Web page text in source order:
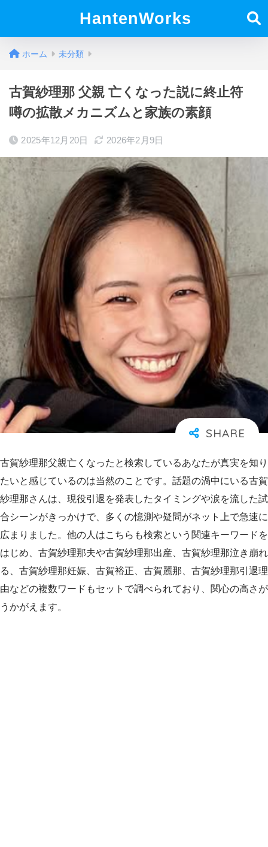
HantenWorks
ホーム 未分類
古賀紗理那 父親 亡くなった説に終止符
噂の拡散メカニズムと家族の素顔
2025年12月20日 2026年2月9日
古賀紗理那父親亡くなったと検索しているあなたが真実を知り
たいと感じているのは当然のことです。話題の渦中にいる古賀
紗理那さんは、現役引退を発表したタイミングや涙を流した試
合シーンがきっかけで、多くの憶測や疑問がネット上で急速に
広まりました。他の人はこちらも検索という関連キーワードを
はじめ、古賀紗理那夫や古賀紗理那出産、古賀紗理那泣き崩れ
る、古賀紗理那妊娠、古賀裕正、古賀麗那、古賀紗理那引退理
由などの複数ワードもセットで調べられており、関心の高さが
うかがえます。